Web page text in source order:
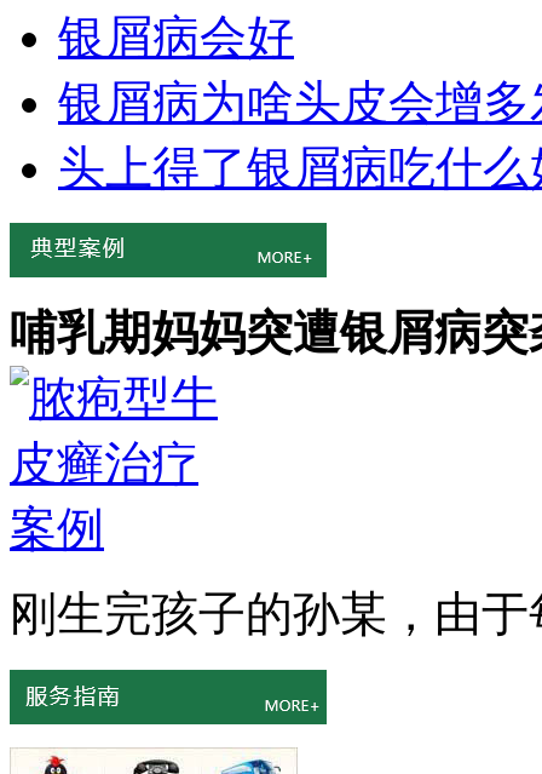
银屑病会好
银屑病为啥头皮会增多
头上得了银屑病吃什么
哺乳期妈妈突遭银屑病
刚生完孩子的孙某，由